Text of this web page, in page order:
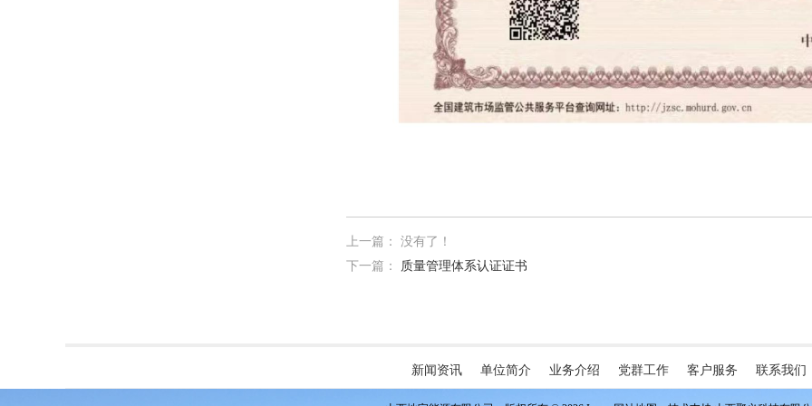
上一篇： 没有了！
下一篇：
质量管理体系认证证书
新闻资讯 单位简介 业务介绍 党群工作 客户服务 联系我们